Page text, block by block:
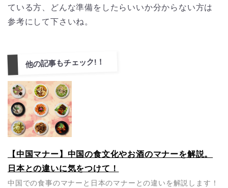
ている方、どんな準備をしたらいいか分からない方は
参考にして下さいね。
他の記事もチェック!！
【中国マナー】中国の食文化やお酒のマナーを解説。
日本との違いに気をつけて！
中国での食事のマナーと日本のマナーとの違いを解説します！